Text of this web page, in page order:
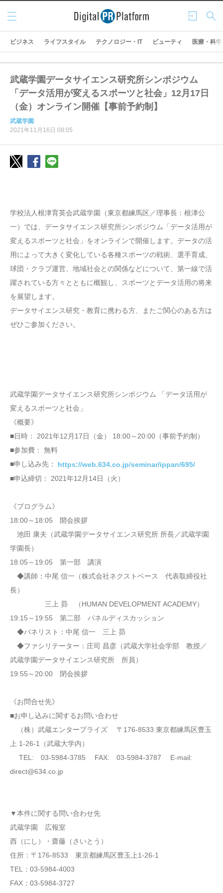
ログ
イン
検索
メニ
ュー
ビジネス ライフスタイル テクノロジー・IT ビューティ 医療・科学
武蔵学園データサイエンス研究所シンポジウム
「データ活用が変えるスポーツと社会」12月17日
（金）オンライン開催【事前予約制】
武蔵学園
2021年11月16日 08:05
学校法人根津育英会武蔵学園（東京都練馬区／理事長：根津公
一）では、データサイエンス研究所シンポジウム「データ活用が
変えるスポーツと社会」をオンラインで開催します。データの活
用によって大きく変化している各種スポーツの戦術、選手育成、
球団・クラブ運営、地域社会との関係などについて、第一線で活
躍されている方々とともに概観し、スポーツとデータ活用の将来
を展望します。
データサイエンス研究・教育に携わる方、またご関心のある方は
ぜひご参加ください。
武蔵学園データサイエンス研究所シンポジウム 「データ活用が
変えるスポーツと社会」
《概要》
■日時： 2021年12月17日（金） 18:00～20:00（事前予約制）
■参加費： 無料
■申し込み先： https://web.634.co.jp/seminar/ippan/695/
■申込締切： 2021年12月14日（火）
《プログラム》
18:00～18:05 開会挨拶
池田 康夫（武蔵学園データサイエンス研究所 所長／武蔵学園
学園長）
18:05～19:05 第一部 講演
◆講師：中尾 信一（株式会社ネクストベース 代表取締役社
長）
三上 昴 （HUMAN DEVELOPMENT ACADEMY）
19:15～19:55 第二部 パネルディスカッション
◆パネリスト：中尾 信一 三上 昴
◆ファシリテーター：庄司 昌彦（武蔵大学社会学部 教授／
武蔵学園データサイエンス研究所 所員）
19:55～20:00 閉会挨拶
《お問合せ先》
■お申し込みに関するお問い合わせ
（株）武蔵エンタープライズ 〒176-8533 東京都練馬区豊玉
上 1-26-1（武蔵大学内）
TEL: 03-5984-3785 FAX: 03-5984-3787 E-mail:
direct@634.co.jp
▼本件に関する問い合わせ先
武蔵学園 広報室
西（にし）・齋藤（さいとう）
住所：〒176-8533 東京都練馬区豊玉上1-26-1
TEL：03-5984-4003
FAX：03-5984-3727